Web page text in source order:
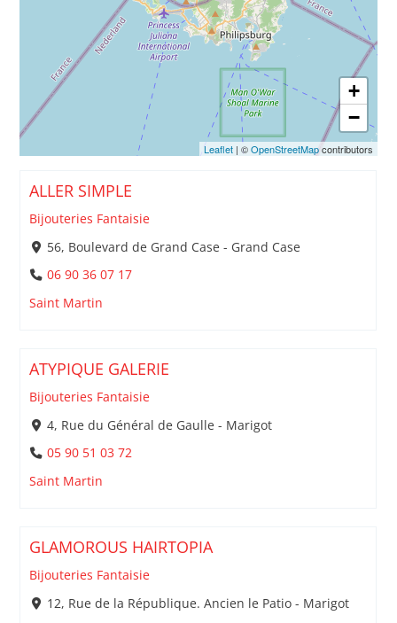
ALLER SIMPLE
Bijouteries Fantaisie
56, Boulevard de Grand Case - Grand Case
06 90 36 07 17
Saint Martin
ATYPIQUE GALERIE
Bijouteries Fantaisie
4, Rue du Général de Gaulle - Marigot
05 90 51 03 72
Saint Martin
GLAMOROUS HAIRTOPIA
Bijouteries Fantaisie
12, Rue de la République. Ancien le Patio - Marigot
+
−
Leaflet| ©OpenStreetMapcontributors